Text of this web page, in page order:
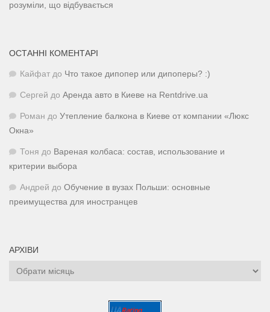
розуміли, що відбувається
ОСТАННІ КОМЕНТАРІ
Кайфат до Что такое дипопер или дипоперы? :)
Сергей до Аренда авто в Киеве на Rentdrive.ua
Роман до Утепление балкона в Киеве от компании «Люкс
Окна»
Тоня до Вареная колбаса: состав, использование и
критерии выбора
Андрей до Обучение в вузах Польши: основные
преимущества для иностранцев
АРХІВИ
Архіви